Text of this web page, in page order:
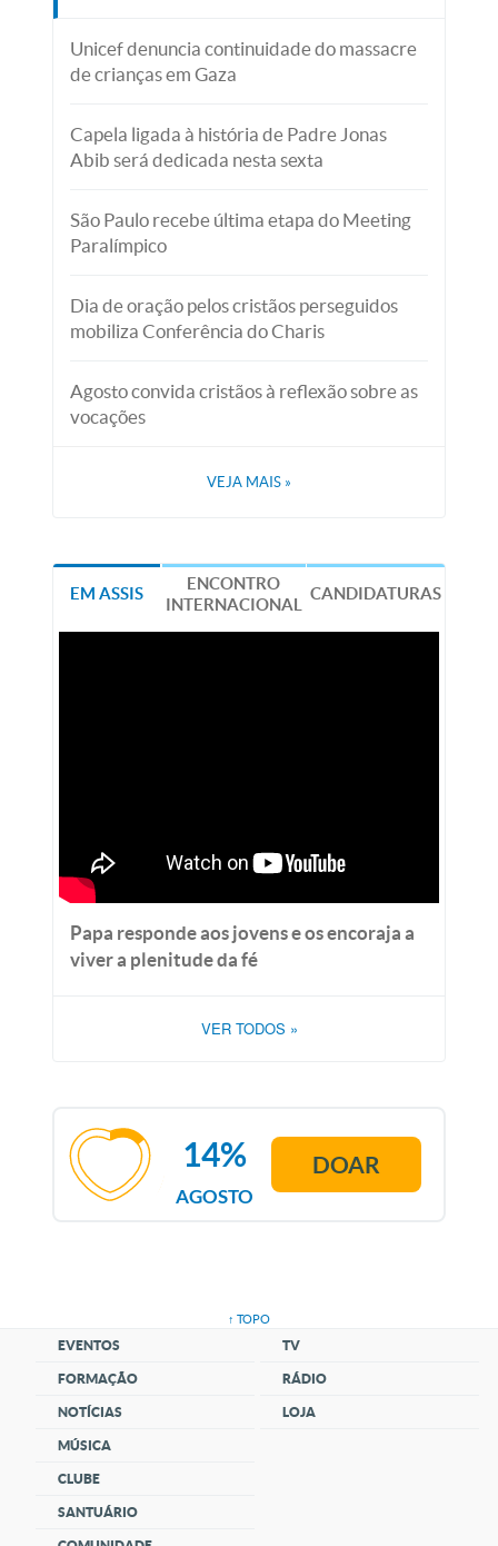
Unicef denuncia continuidade do massacre
de crianças em Gaza
Capela ligada à história de Padre Jonas
Abib será dedicada nesta sexta
São Paulo recebe última etapa do Meeting
Paralímpico
Dia de oração pelos cristãos perseguidos
mobiliza Conferência do Charis
Agosto convida cristãos à reflexão sobre as
vocações
VEJA MAIS »
EM ASSIS
ENCONTRO
INTERNACIONAL
CANDIDATURAS
Papa responde aos jovens e os encoraja a
viver a plenitude da fé
VER TODOS »
AGOSTO
14% DOAR
↑ TOPO
EVENTOS
FORMAÇÃO
NOTÍCIAS
MÚSICA
CLUBE
SANTUÁRIO
TV
RÁDIO
LOJA